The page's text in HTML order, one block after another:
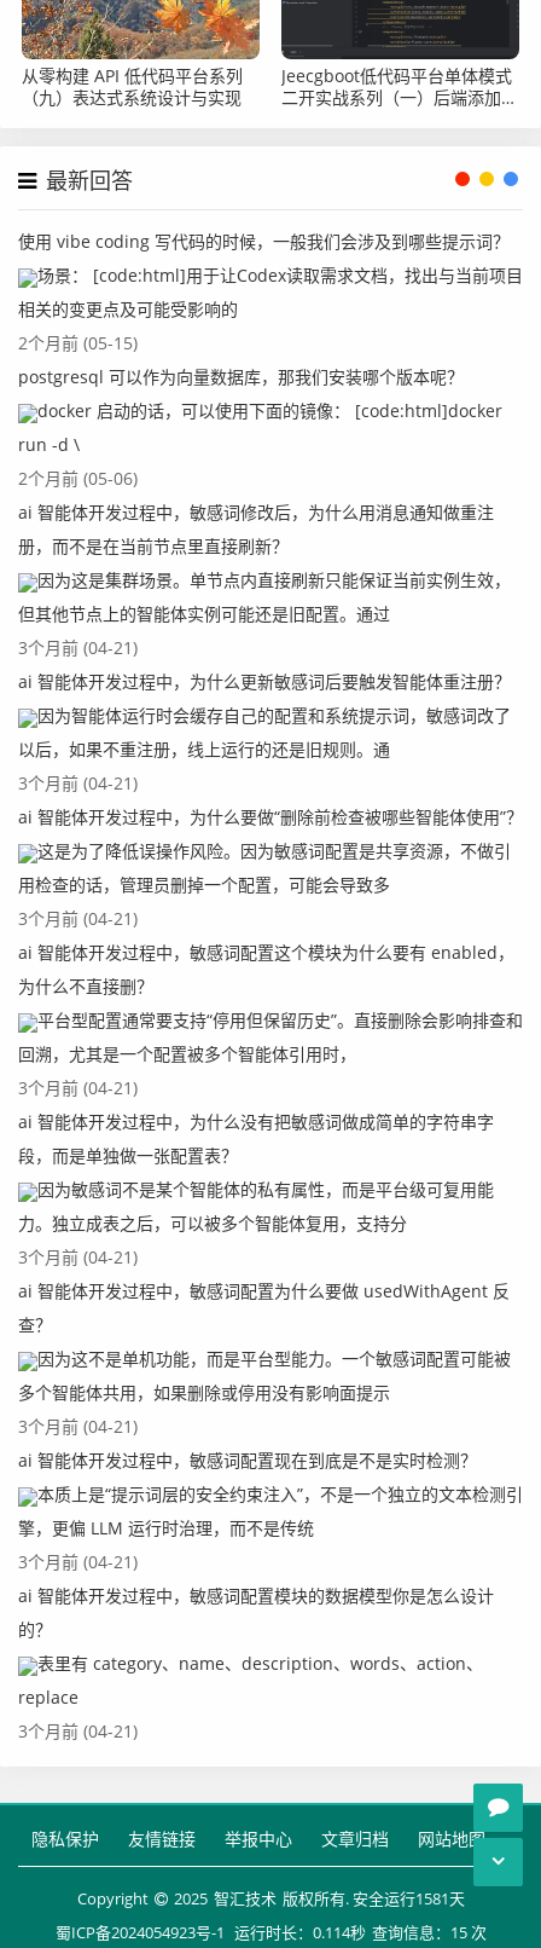
从零构建 API 低代码平台系列
（九）表达式系统设计与实现
Jeecgboot低代码平台单体模式
二开实战系列（一）后端添加新
最新回答
使用 vibe coding 写代码的时候，一般我们会涉及到哪些提示词？
场景： [code:html]用于让Codex读取需求文档，找出与当前项目
相关的变更点及可能受影响的
2个月前 (05-15)
postgresql 可以作为向量数据库，那我们安装哪个版本呢？
docker 启动的话，可以使用下面的镜像： [code:html]docker
run -d \
2个月前 (05-06)
ai 智能体开发过程中，敏感词修改后，为什么用消息通知做重注
册，而不是在当前节点里直接刷新？
因为这是集群场景。单节点内直接刷新只能保证当前实例生效，
但其他节点上的智能体实例可能还是旧配置。通过
3个月前 (04-21)
ai 智能体开发过程中，为什么更新敏感词后要触发智能体重注册？
因为智能体运行时会缓存自己的配置和系统提示词，敏感词改了
以后，如果不重注册，线上运行的还是旧规则。通
3个月前 (04-21)
ai 智能体开发过程中，为什么要做“删除前检查被哪些智能体使用”？
这是为了降低误操作风险。因为敏感词配置是共享资源，不做引
用检查的话，管理员删掉一个配置，可能会导致多
3个月前 (04-21)
ai 智能体开发过程中，敏感词配置这个模块为什么要有 enabled，
为什么不直接删？
平台型配置通常要支持“停用但保留历史”。直接删除会影响排查和
回溯，尤其是一个配置被多个智能体引用时，
3个月前 (04-21)
ai 智能体开发过程中，为什么没有把敏感词做成简单的字符串字
段，而是单独做一张配置表？
因为敏感词不是某个智能体的私有属性，而是平台级可复用能
力。独立成表之后，可以被多个智能体复用，支持分
3个月前 (04-21)
ai 智能体开发过程中，敏感词配置为什么要做 usedWithAgent 反
查？
因为这不是单机功能，而是平台型能力。一个敏感词配置可能被
多个智能体共用，如果删除或停用没有影响面提示
3个月前 (04-21)
ai 智能体开发过程中，敏感词配置现在到底是不是实时检测？
本质上是“提示词层的安全约束注入”，不是一个独立的文本检测引
擎，更偏 LLM 运行时治理，而不是传统
3个月前 (04-21)
ai 智能体开发过程中，敏感词配置模块的数据模型你是怎么设计
的？
表里有 category、name、description、words、action、
replace
3个月前 (04-21)
隐私保护 友情链接 举报中心 文章归档 网站地图
Copyright 2025 智汇技术 版权所有. 安全运行1581天
蜀ICP备2024054923号-1 运行时长：0.114秒 查询信息：15 次